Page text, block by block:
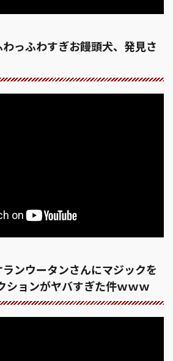
わっふわすぎお饅頭犬、発見さ
ランウータンさんにマジックを
ションがヤバすぎた件ｗｗｗ